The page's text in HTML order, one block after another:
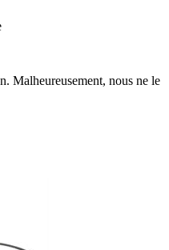
Malheureusement, nous ne le